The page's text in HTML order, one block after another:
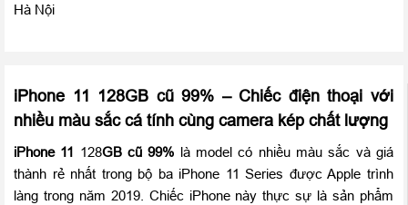
Hà Nội
iPhone 11 128GB cũ 99% – Chiếc điện thoại với
nhiều màu sắc cá tính cùng camera kép chất lượng
iPhone 11 128GB cũ 99% là model có nhiều màu sắc và giá
thành rẻ nhất trong bộ ba iPhone 11 Series được Apple trình
làng trong năm 2019. Chiếc iPhone này thực sự là sản phẩm